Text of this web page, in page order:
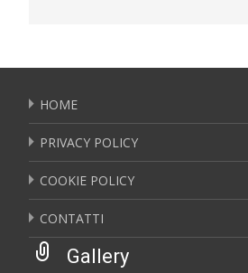
HOME
PRIVACY POLICY
COOKIE POLICY
CONTATTI
Gallery